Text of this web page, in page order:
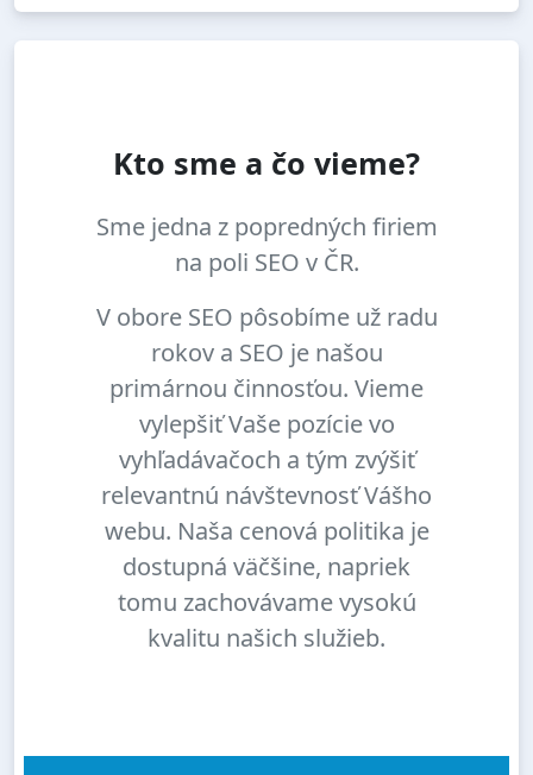
Kto sme a čo vieme?
Sme jedna z popredných firiem
na poli SEO v ČR.
V obore SEO pôsobíme už radu
rokov a SEO je našou
primárnou činnosťou. Vieme
vylepšiť Vaše pozície vo
vyhľadávačoch a tým zvýšiť
relevantnú návštevnosť Vášho
webu. Naša cenová politika je
dostupná väčšine, napriek
tomu zachovávame vysokú
kvalitu našich služieb.